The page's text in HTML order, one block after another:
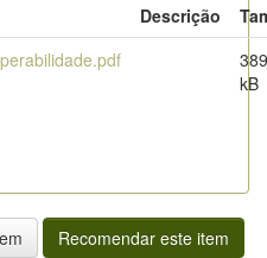
Descrição
kB
Recomendar este item